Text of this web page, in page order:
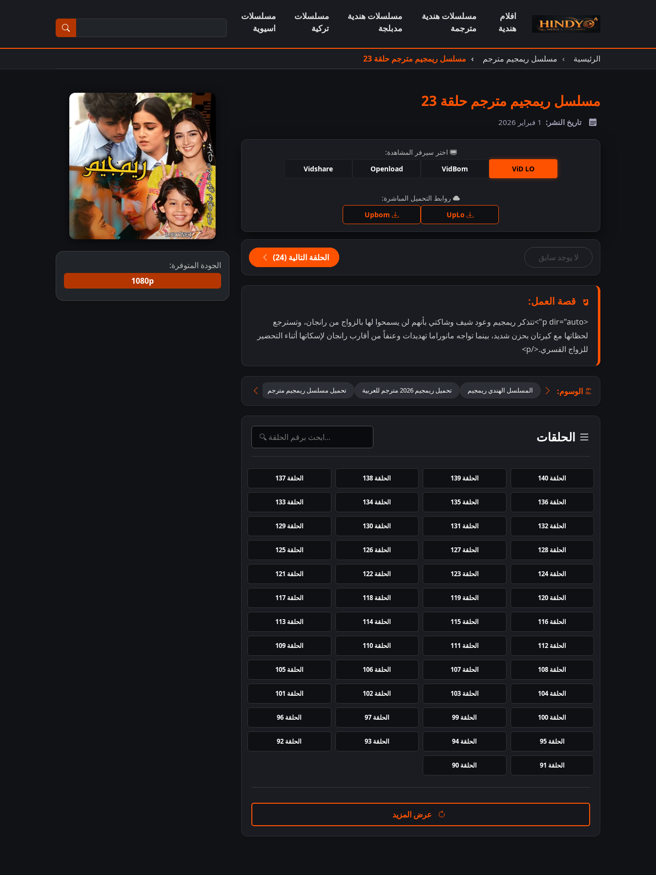
افلام
هندية
مسلسلات هندية
مترجمة
مسلسلات هندية
مدبلجة
مسلسلات
تركية
مسلسلات
اسيوية
الرئيسية مسلسل ريمجيم مترجم مسلسل ريمجيم مترجم حلقة 23
مسلسل ريمجيم مترجم حلقة 23
تاريخ النشر: 1 فبراير 2026
اختر سيرفر المشاهدة:
ViD LO
VidBom
Openload
Vidshare
اضغط للمشاهدة
روابط التحميل المباشرة:
لا يوجد سابق الحلقة التالية (24)
قصة العمل:
<p dir="auto">تتذكر ريمجيم وعود شيف وشاكتي بأنهم لن يسمحوا لها بالزواج من رانجان، وتسترجع
لحظاتها مع كيرتان بحزن شديد، بينما تواجه مانوراما تهديدات وعنفاً من أقارب رانجان لإسكاتها أثناء التحضير
للزواج القسري.</p>
الوسوم: المسلسل الهندي ريمجيم تحميل ريمجيم 2026 مترجم للعربية تحميل مسلسل ريمجيم مترجم
الحلقات
الحلقة 140 الحلقة 139 الحلقة 138 الحلقة 137
الحلقة 136 الحلقة 135 الحلقة 134 الحلقة 133
الحلقة 132 الحلقة 131 الحلقة 130 الحلقة 129
الحلقة 128 الحلقة 127 الحلقة 126 الحلقة 125
الحلقة 124 الحلقة 123 الحلقة 122 الحلقة 121
الحلقة 120 الحلقة 119 الحلقة 118 الحلقة 117
الحلقة 116 الحلقة 115 الحلقة 114 الحلقة 113
الحلقة 112 الحلقة 111 الحلقة 110 الحلقة 109
الحلقة 108 الحلقة 107 الحلقة 106 الحلقة 105
الحلقة 104 الحلقة 103 الحلقة 102 الحلقة 101
الحلقة 100 الحلقة 99 الحلقة 97 الحلقة 96
الحلقة 95 الحلقة 94 الحلقة 93 الحلقة 92
الحلقة 91 الحلقة 90
عرض المزيد
الجودة المتوفرة:
1080p